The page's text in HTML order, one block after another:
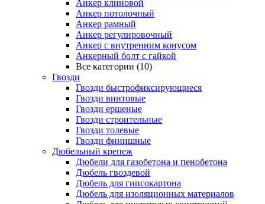
Анкер клиновой
Анкер потолочный
Анкер рамный
Анкер регулировочный
Анкер с внутренним конусом
Анкерный болт с гайкой
Все категории (10)
Гвозди
Гвозди быстрофиксирующиеся
Гвозди винтовые
Гвозди ершеные
Гвозди строительные
Гвозди толевые
Гвозди финишные
Дюбельный крепеж
Дюбели для газобетона и пенобетона
Дюбель гвоздевой
Дюбель для гипсокартона
Дюбель для изоляционных материалов